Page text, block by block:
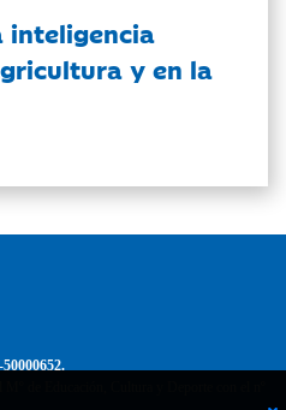
inteligencia
y en la